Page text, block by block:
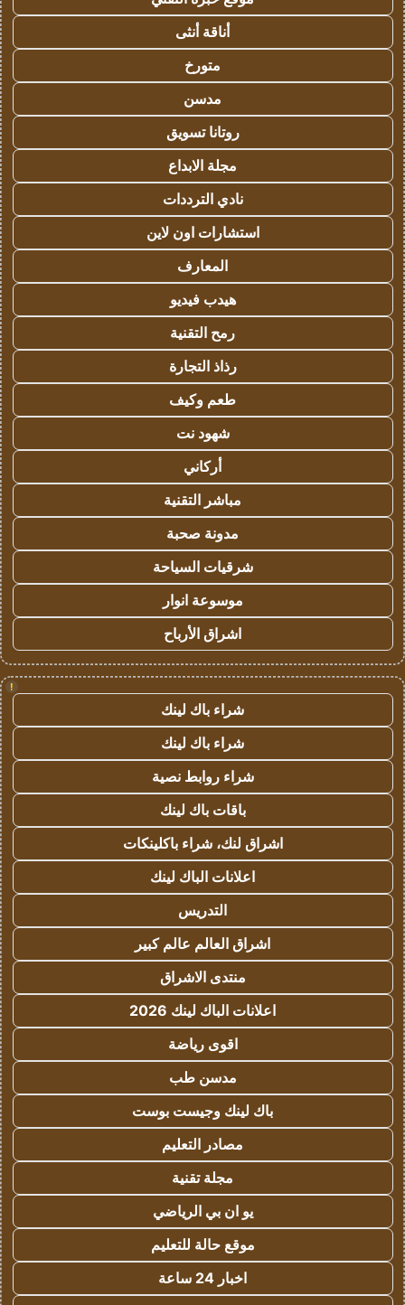
أناقة أنثى
متورخ
مدسن
روتانا تسويق
مجلة الابداع
نادي الترددات
استشارات اون لاين
المعارف
هيدب فيديو
رمح التقنية
رذاذ التجارة
طعم وكيف
شهود نت
أركاني
مباشر التقنية
مدونة صحبة
شرقيات السياحة
موسوعة انوار
اشراق الأرباح
!
شراء باك لينك
شراء باك لينك
شراء روابط نصية
باقات باك لينك
اشراق لنك، شراء باكلينكات
اعلانات الباك لينك
التدريس
اشراق العالم عالم كبير
منتدى الاشراق
اعلانات الباك لينك 2026
اقوى رياضة
مدسن طب
باك لينك وجيست بوست
مصادر التعليم
مجلة تقنية
يو ان بي الرياضي
موقع حالة للتعليم
اخبار 24 ساعة